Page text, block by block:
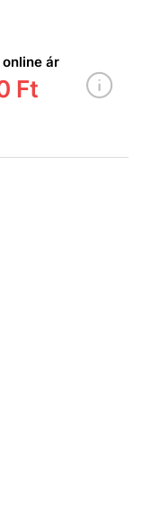
ár
Ft